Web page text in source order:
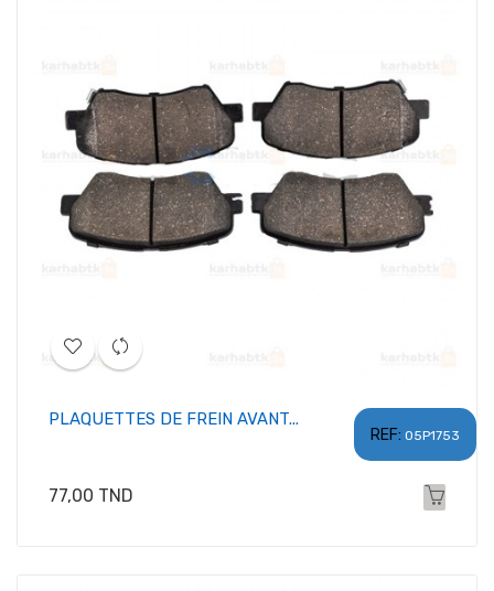
REF: 05P1753
PLAQUETTES DE FREIN AVANT...
Prix
77,00 TND